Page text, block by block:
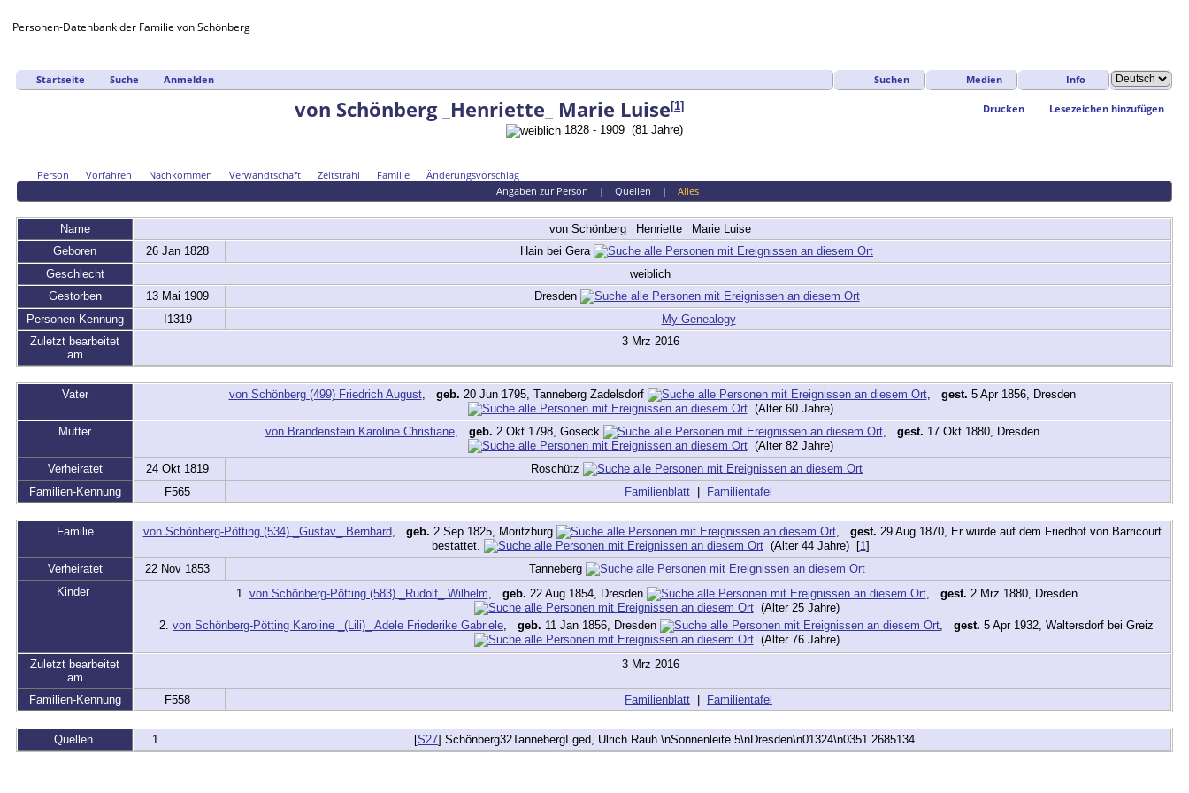
Personen-Datenbank der Familie von Schönberg
Startseite Suche Anmelden Suchen Medien Info
Drucken Lesezeichen hinzufügen
von Schönberg _Henriette_ Marie Luise [1]
1828 - 1909 (81 Jahre)
Person Vorfahren Nachkommen Verwandtschaft Zeitstrahl Familie
Änderungsvorschlag
Angaben zur Person | Quellen | Alles
Name von Schönberg
_Henriette_ Marie Luise
Geboren
26 Jan 1828
Hain bei Gera
Geschlecht
weiblich
Gestorben
13 Mai 1909
Dresden
Personen-Kennung
I1319
My Genealogy
Zuletzt bearbeitet
am
3 Mrz 2016
Vater von Schönberg (499) Friedrich August, geb. 20 Jun 1795, Tanneberg Zadelsdorf , gest. 5 Apr 1856, Dresden
(Alter 60 Jahre)
Mutter
von Brandenstein Karoline Christiane, geb. 2 Okt 1798, Goseck , gest. 17 Okt 1880, Dresden
(Alter 82 Jahre)
Verheiratet
24 Okt 1819
Roschütz
Familien-Kennung
F565 Familienblatt | Familientafel
Familie von Schönberg-Pötting (534) _Gustav_ Bernhard, geb. 2 Sep 1825, Moritzburg , gest. 29 Aug 1870, Er wurde auf dem Friedhof von Barricourt
bestattet.
(Alter 44 Jahre) [1]
Verheiratet
22 Nov 1853
Tanneberg
Kinder
1. von Schönberg-Pötting (583) _Rudolf_ Wilhelm geb. 22 Aug 1854, Dresden , gest. 2 Mrz 1880, Dresden
(Alter 25 Jahre)
2. von Schönberg-Pötting Karoline _(Lili)_ Adele Friederike Gabriele geb. 11 Jan 1856, Dresden gest. 5 Apr 1932, Waltersdorf bei Greiz
(Alter 76 Jahre)
Zuletzt bearbeitet
am
3 Mrz 2016
Familien-Kennung F558 Familienblatt | Familientafel
Quellen [S27] Schönberg32TannebergI.ged, Ulrich Rauh \nSonnenleite 5\nDresden\n01324\n0351 2685134.